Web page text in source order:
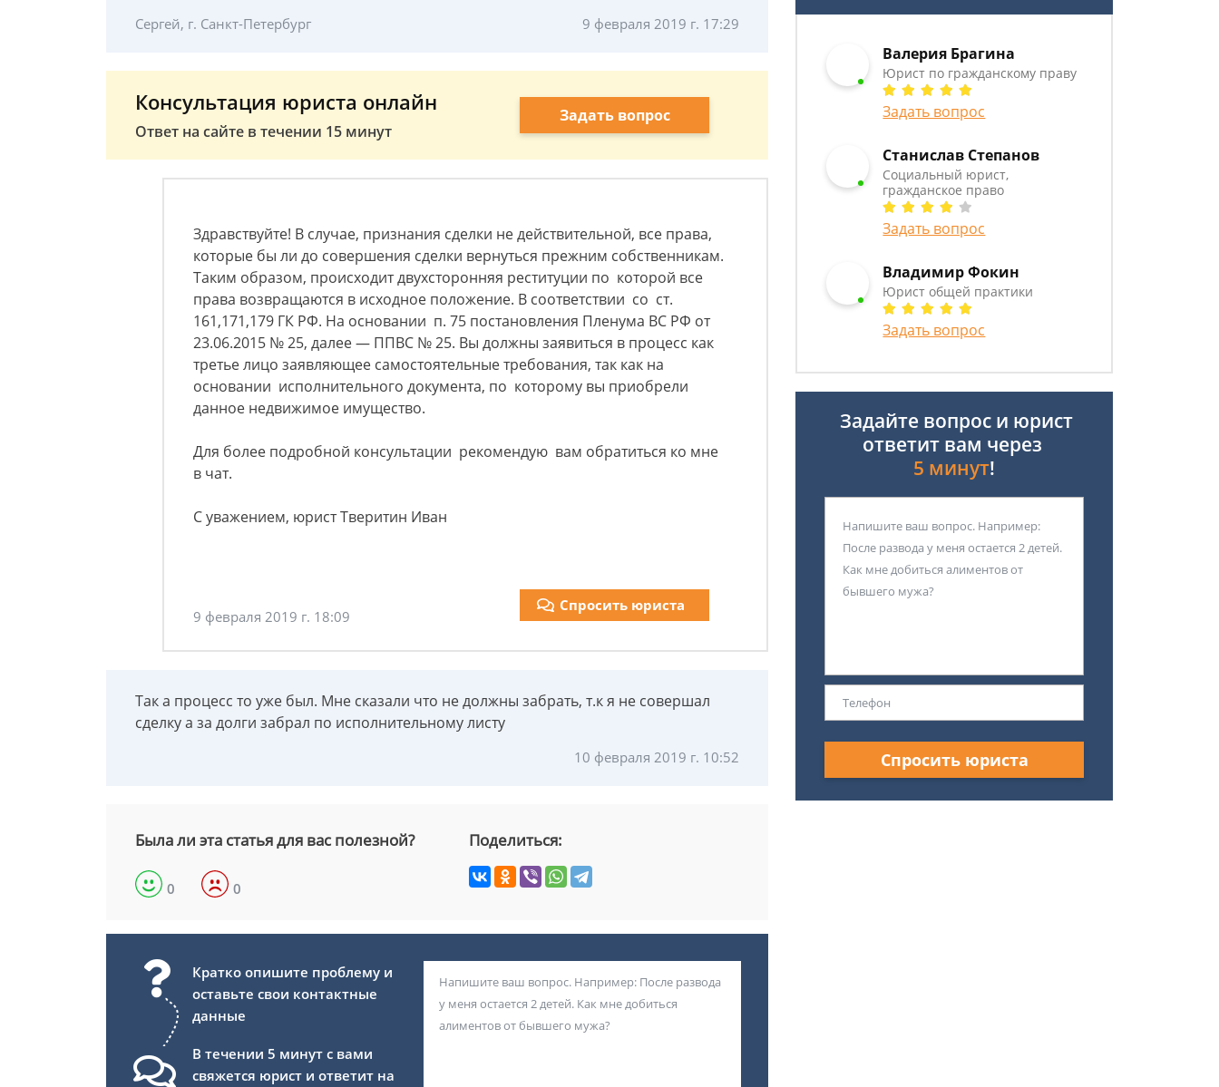
Сергей, г. Санкт-Петербург 9 февраля 2019 г. 17:29
Консультация юриста онлайн
Ответ на сайте в течении 15 минут
Задать вопрос
Здравствуйте! В случае, признания сделки не действительной, все права,
которые бы ли до совершения сделки вернуться прежним собственникам.
Таким образом, происходит двухсторонняя реституции по которой все
права возвращаются в исходное положение. В соответствии со ст.
161,171,179 ГК РФ. На основании п. 75 постановления Пленума ВС РФ от
23.06.2015 № 25, далее — ППВС № 25. Вы должны заявиться в процесс как
третье лицо заявляющее самостоятельные требования, так как на
основании исполнительного документа, по которому вы приобрели
данное недвижимое имущество.
Для более подробной консультации рекомендую вам обратиться ко мне
в чат.
С уважением, юрист Тверитин Иван
9 февраля 2019 г. 18:09
Спросить юриста
Так а процесс то уже был. Мне сказали что не должны забрать, т.к я не совершал
сделку а за долги забрал по исполнительному листу
10 февраля 2019 г. 10:52
Была ли эта статья для вас полезной?
0 0
Поделиться:
Кратко опишите проблему и
оставьте свои контактные
данные
В течении 5 минут с вами
свяжется юрист и ответит на
Валерия Брагина
Юрист по гражданскому праву
Задать вопрос
Станислав Степанов
Социальный юрист,
гражданское право
Задать вопрос
Владимир Фокин
Юрист общей практики
Задать вопрос
Задайте вопрос и юрист
ответит вам через
5 минут!
Спросить юриста